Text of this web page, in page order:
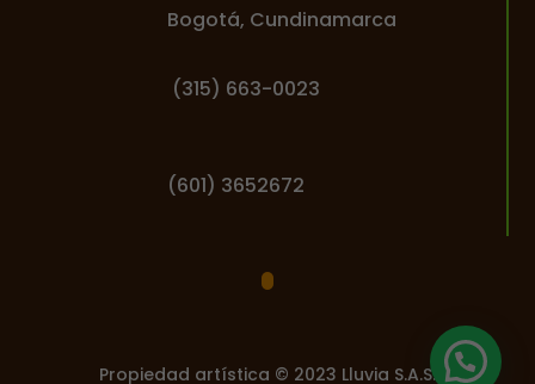
Bogotá, Cundinamarca
(315) 663-0023
(601) 3652672
Propiedad artística © 2023 Lluvia S.A.S.